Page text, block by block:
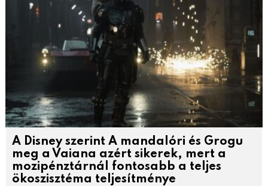
A Disney szerint A mandalóri és Grogu
meg a Vaiana azért sikerek, mert a
mozipénztárnál fontosabb a teljes
ökoszisztéma teljesítménye